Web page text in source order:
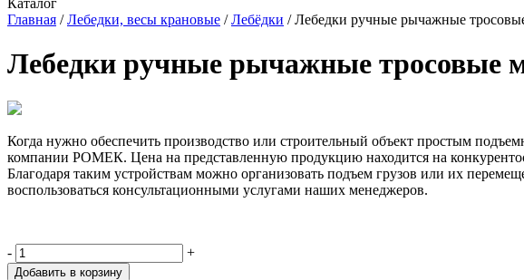
Каталог
Главная /Лебедки, весы крановые /Лебёдки / Лебедки ручные рычажные
Лебедки ручные рычажные тросовые
Когда нужно обеспечить производство или строительный объект простым
компании РОМЕК. Цена на представленную продукцию находится на
Благодаря таким устройствам можно организовать подъем грузов или их
воспользоваться консультационными услугами наших менеджеров.
Количество,
шт
- +
Добавить в корзину